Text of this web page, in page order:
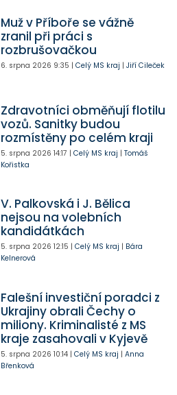
Muž v Příboře se vážně
zranil při práci s
rozbrušovačkou
6. srpna 2026 9:35 | Celý MS kraj | Jiří Cileček
Zdravotníci obměňují flotilu
vozů. Sanitky budou
rozmístěny po celém kraji
5. srpna 2026 14:17 | Celý MS kraj | Tomáš
Kořistka
V. Palkovská i J. Bělica
nejsou na volebních
kandidátkách
5. srpna 2026 12:15 | Celý MS kraj | Bára
Kelnerová
Falešní investiční poradci z
Ukrajiny obrali Čechy o
miliony. Kriminalisté z MS
kraje zasahovali v Kyjevě
5. srpna 2026 10:14| Celý MS kraj | Anna
Břenková